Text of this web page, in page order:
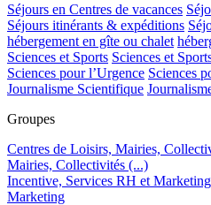
Séjours en Centres de vacances
Séjours itinérants & expéditions
hébergement en gîte ou chalet
Sciences et Sports Sciences et
Sciences pour l’Urgence Sciences
Journalisme Scientifique
Groupes
Centres de Loisirs, Mairies,
Mairies, Collectivités (...)
Incentive, Services RH et Marketing
Marketing